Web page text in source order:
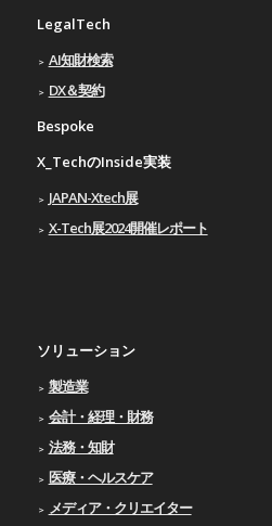
LegalTech
AI知財検索
DX＆契約
Bespoke
X_TechのInside実装
JAPAN-Xtech展
X-Tech展2024開催レポート
ソリューション
製造業
会計・経理・財務
法務・知財
医療・ヘルスケア
メディア・クリエイター